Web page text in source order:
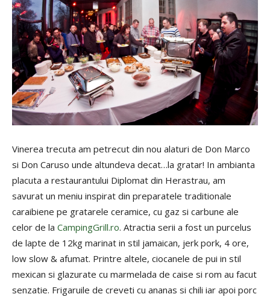
Vinerea trecuta am petrecut din nou alaturi de Don Marco
si Don Caruso unde altundeva decat…la gratar! In ambianta
placuta a restaurantului Diplomat din Herastrau, am
savurat un meniu inspirat din preparatele traditionale
caraibiene pe gratarele ceramice, cu gaz si carbune ale
celor de la CampingGrill.ro. Atractia serii a fost un purcelus
de lapte de 12kg marinat in stil jamaican, jerk pork, 4 ore,
low slow & afumat. Printre altele, ciocanele de pui in stil
mexican si glazurate cu marmelada de caise si rom au facut
senzatie. Frigaruile de creveti cu ananas si chili iar apoi porc